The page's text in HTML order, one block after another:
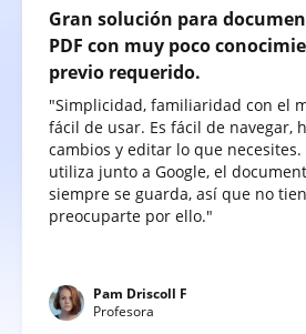
Gran solución para
PDF con muy poco
previo requerido.
"Simplicidad, familiaridad con el
fácil de usar. Es fácil de navegar,
cambios y editar lo que necesites.
utiliza junto a Google, el
siempre se guarda, así que no
preocuparte por ello."
Pam Driscoll F
Profesora